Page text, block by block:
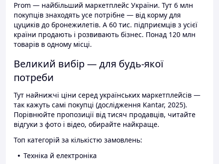
Prom — найбільший маркетплейс України. Тут 6 млн
покупців знаходять усе потрібне — від корму для
цуциків до бронежилетів. А 60 тис. підприємців з усієї
країни продають і розвивають бізнес. Понад 120 млн
товарів в одному місці.
Великий вибір — для будь-якої
потреби
Тут найнижчі ціни серед українських маркетплейсів —
так кажуть самі покупці (дослідження Kantar, 2025).
Порівнюйте пропозиції від тисяч продавців, читайте
відгуки з фото і відео, обирайте найкраще.
Топ категорій за кількістю замовлень:
Техніка й електроніка